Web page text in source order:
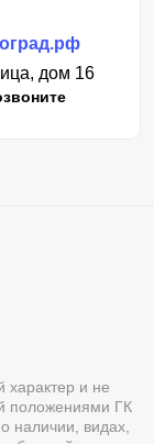
дом 16
и не
положениями ГК
наличии, видах,